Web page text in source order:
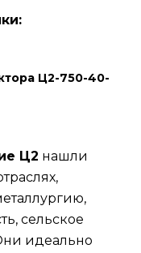
Ц2-750-40-
Ц2 нашли
сельское
идеально